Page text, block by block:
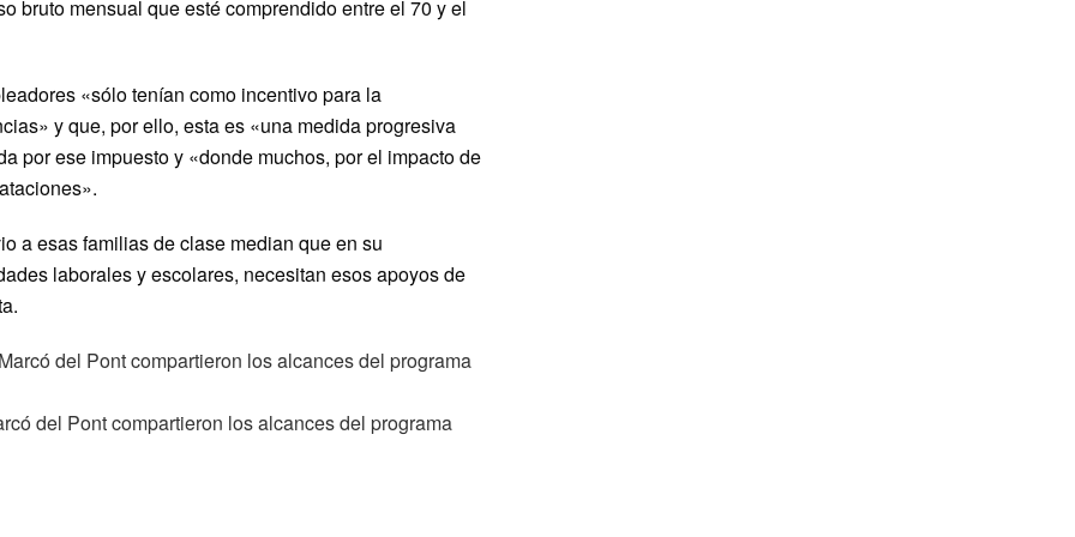
bruto mensual que esté comprendido entre el 70 y el
«sólo tenían como incentivo para la
y que, por ello, esta es «una medida progresiva
por ese impuesto y «donde muchos, por el impacto de
a esas familias de clase median que en su
laborales y escolares, necesitan esos apoyos de
del Pont compartieron los alcances del programa